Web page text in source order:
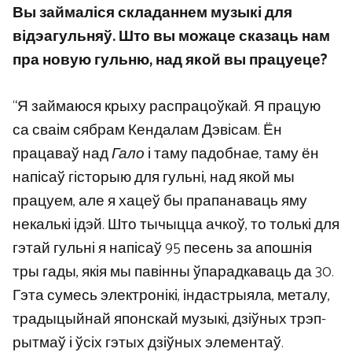
Вы займаліся складаннем музыкі для
відэагульняў. Што вы можаце сказаць нам
пра новую гульню, над якой вы працуеце?
“Я займаюся крыху распрацоўкай. Я працую
са сваім сябрам Кендалам Дэвісам. Ён
працаваў надГалоі таму падобнае, таму ён
напісаў гісторыю для гульні, над якой мы
працуем, але я хацеў бы прапанаваць яму
некалькі ідэй. Што тычыцца ачкоў, то толькі для
гэтай гульні я напісаў 95 песень за апошнія
тры гады, якія мы павінны ўпарадкаваць да 30.
Гэта сумесь электронікі, індастрыяла, металу,
традыцыйнай японскай музыкі, дзіўных трэп-
рытмаў і ўсіх гэтых дзіўных элементаў.